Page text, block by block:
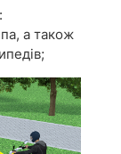
а також